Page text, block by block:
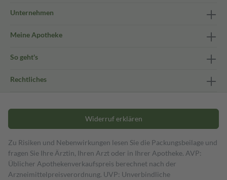
Unternehmen
Meine Apotheke
So geht's
Rechtliches
Widerruf erklären
Zu Risiken und Nebenwirkungen lesen Sie die Packungsbeilage und
fragen Sie Ihre Ärztin, Ihren Arzt oder in Ihrer Apotheke. AVP:
Üblicher Apothekenverkaufspreis berechnet nach der
Arzneimittelpreisverordnung. UVP: Unverbindliche